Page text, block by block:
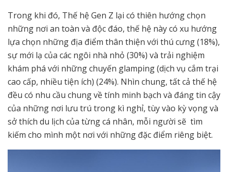
Trong khi đó, Thế hệ Gen Z lại có thiên hướng chọn
những nơi an toàn và độc đáo, thế hệ này có xu hướng
lựa chọn những địa điểm thân thiện với thú cưng (18%),
sự mới lạ của các ngôi nhà nhỏ (30%) và trải nghiệm
khám phá với những chuyến glamping (dịch vụ cắm trại
cao cấp, nhiều tiện ích) (24%). Nhìn chung, tất cả thế hệ
đều có nhu cầu chung về tính minh bạch và đáng tin cậy
của những nơi lưu trú trong kì nghỉ, tùy vào kỳ vọng và
sở thích du lịch của từng cá nhân, mỗi người sẽ tìm
kiếm cho mình một nơi với những đặc điểm riêng biệt.